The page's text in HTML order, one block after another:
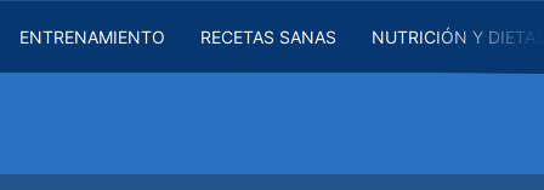
ENTRENAMIENTO RECETAS SANAS NUTRICIÓN Y